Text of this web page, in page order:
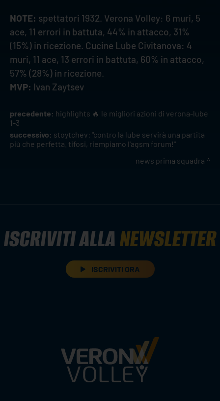
NOTE: spettatori 1932. Verona Volley: 6 muri, 5
ace, 11 errori in battuta, 44% in attacco, 31%
(15%) in ricezione. Cucine Lube Civitanova: 4
muri, 11 ace, 13 errori in battuta, 60% in attacco,
57% (28%) in ricezione.
MVP: Ivan Zaytsev
precedente: highlights 🔥 le migliori azioni di verona-lube
1-3
successivo: stoytchev: "contro la lube servirà una partita
più che perfetta. tifosi, riempiamo l'agsm forum!"
news prima squadra
ISCRIVITI ALLANEWSLETTER
ISCRIVITI ORA